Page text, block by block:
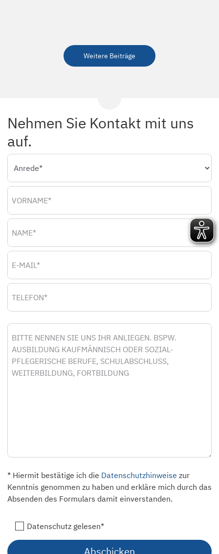
Weitere Beiträge
Nehmen Sie Kontakt mit uns
auf.
Anrede
Vorname
Name
E-Mail
Telefon
Nachricht
* Hiermit bestätige ich die Datenschutzhinweise zur
Kenntnis genommen zu haben und erkläre mich durch das
Absenden des Formulars damit einverstanden.
Datenschutz gelesen*